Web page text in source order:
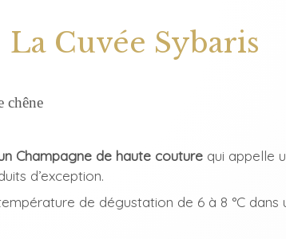
La Cuvée Sybaris
chêne
Champagne de haute couture qui appelle
d’exception.
de dégustation de 6 à 8 °C dans